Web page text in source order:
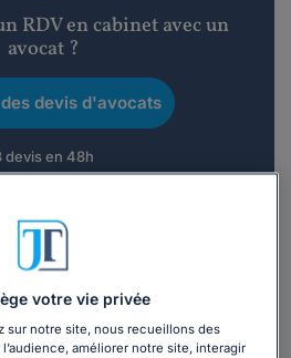
RDV en cabinet avec un
avocat ?
devis d'avocats
devis en 48h
une consultation par
?
votre vie privée
sur notre site, nous recueillons des
améliorer notre site, interagir